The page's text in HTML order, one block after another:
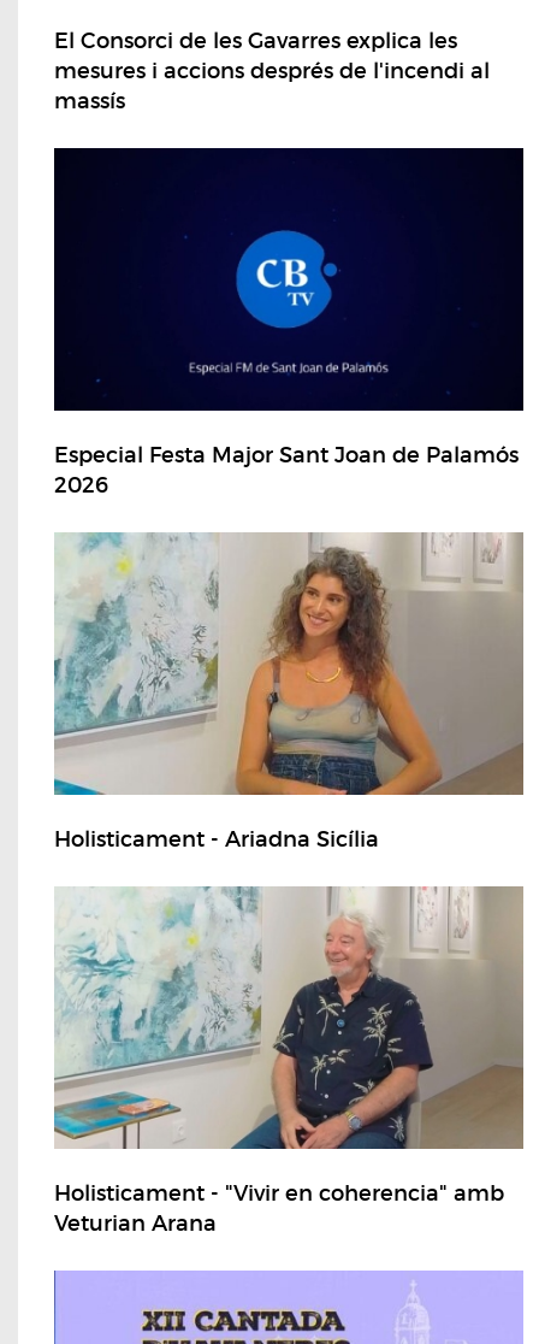
El Consorci de les Gavarres explica les
mesures i accions després de l'incendi al
massís
Especial Festa Major Sant Joan de Palamós
2026
Holisticament - Ariadna Sicília
Holisticament - "Vivir en coherencia" amb
Veturian Arana